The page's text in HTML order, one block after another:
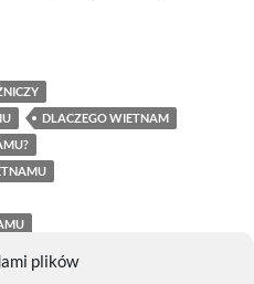
DLACZEGO WIETNAM
plików